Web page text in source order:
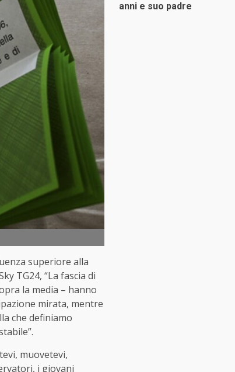
superiore alla
TG24, “La fascia di
la media – hanno
mirata, mentre
che definiamo
muovetevi,
i giovani
anni e suo padre